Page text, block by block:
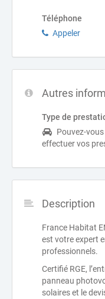
Téléphone
Appeler
Autres
Type de
Pouvez-
effectuer vos
Description
France Habitat
est votre expert
professionnels.
Certifié RGE,
panneau
solaires et le